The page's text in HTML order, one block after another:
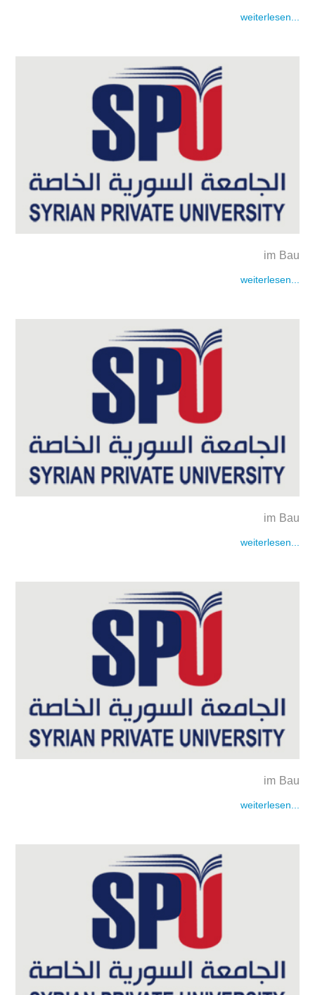
weiterlesen...
im Bau
weiterlesen...
im Bau
weiterlesen...
im Bau
weiterlesen...